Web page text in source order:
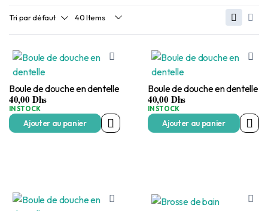
Boule de douche en dentelle
40,00Dhs
IN STOCK
Ajouter au panier
Boule de douche en dentelle
40,00Dhs
IN STOCK
Ajouter au panier